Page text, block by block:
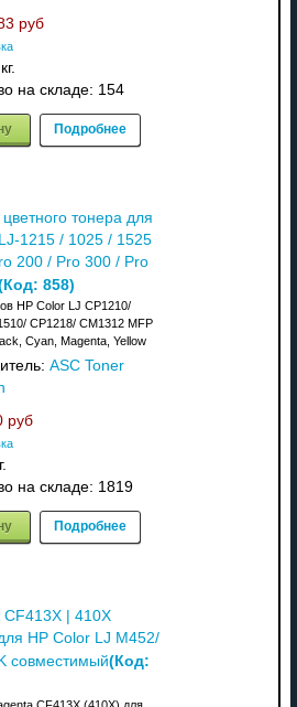
руб
на складе: 154
Подробнее
тонера для
1215 / 1025 / 1525
200 / Pro 300 / Pro
858)
HP Color LJ CP1210/
CP1218/ CM1312 MFP
Cyan, Magenta, Yellow
ASC Toner
руб
на складе: 1819
Подробнее
CF413X | 410X
HP Color LJ M452/
совместимый(Код: